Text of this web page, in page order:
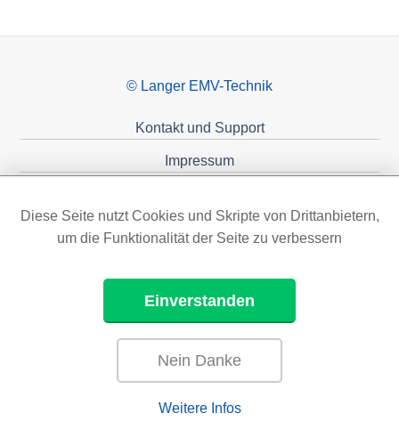
© Langer EMV-Technik
Kontakt und Support
Impressum
Diese Seite nutzt Cookies und Skripte von Drittanbietern,
um die Funktionalität der Seite zu verbessern
Einverstanden
Nein Danke
Weitere Infos